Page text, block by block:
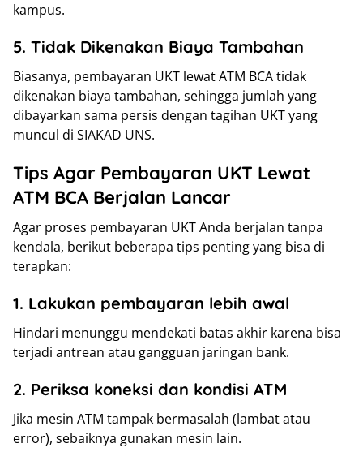
kampus.
5. Tidak Dikenakan Biaya Tambahan
Biasanya, pembayaran UKT lewat ATM BCA tidak
dikenakan biaya tambahan, sehingga jumlah yang
dibayarkan sama persis dengan tagihan UKT yang
muncul di SIAKAD UNS.
Tips Agar Pembayaran UKT Lewat
ATM BCA Berjalan Lancar
Agar proses pembayaran UKT Anda berjalan tanpa
kendala, berikut beberapa tips penting yang bisa di
terapkan:
1. Lakukan pembayaran lebih awal
Hindari menunggu mendekati batas akhir karena bisa
terjadi antrean atau gangguan jaringan bank.
2. Periksa koneksi dan kondisi ATM
Jika mesin ATM tampak bermasalah (lambat atau
error), sebaiknya gunakan mesin lain.